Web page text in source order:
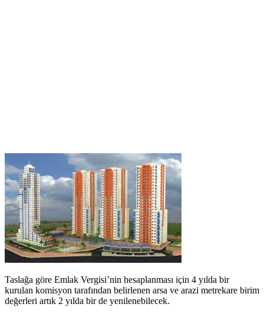
Taslağa göre Emlak Vergisi’nin hesaplanması için 4 yılda bir
kurulan komisyon tarafından belirlenen arsa ve arazi metrekare birim
değerleri artık 2 yılda bir de yenilenebilecek.